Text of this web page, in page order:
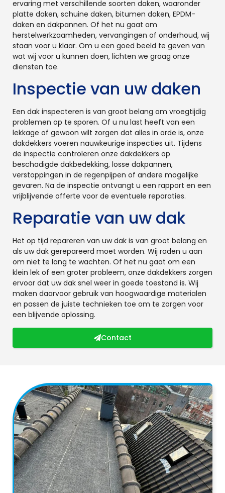
ervaring met verschillende soorten daken, waaronder
platte daken, schuine daken, bitumen daken, EPDM-
daken en dakpannen. Of het nu gaat om
herstelwerkzaamheden, vervangingen of onderhoud, wij
staan voor u klaar. Om u een goed beeld te geven van
wat wij voor u kunnen doen, lichten we graag onze
diensten toe.
Inspectie van uw daken
Een dak inspecteren is van groot belang om vroegtijdig
problemen op te sporen. Of u nu last heeft van een
lekkage of gewoon wilt zorgen dat alles in orde is, onze
dakdekkers voeren nauwkeurige inspecties uit. Tijdens
de inspectie controleren onze dakdekkers op
beschadigde dakbedekking, losse dakpannen,
verstoppingen in de regenpijpen of andere mogelijke
gevaren. Na de inspectie ontvangt u een rapport en een
vrijblijvende offerte voor de eventuele reparaties.
Reparatie van uw dak
Het op tijd repareren van uw dak is van groot belang en
als uw dak gerepareerd moet worden. Wij raden u aan
om niet te lang te wachten. Of het nu gaat om een
klein lek of een groter probleem, onze dakdekkers zorgen
ervoor dat uw dak snel weer in goede toestand is. Wij
maken daarvoor gebruik van hoogwaardige materialen
en passen de juiste technieken toe om te zorgen voor
een blijvende oplossing.
Contact